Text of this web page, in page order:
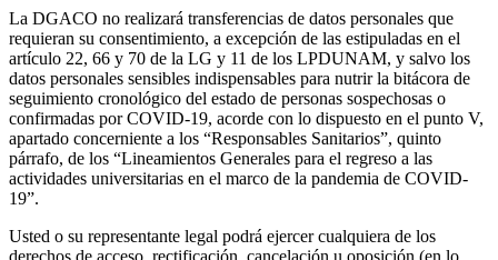
La DGACO no realizará transferencias de datos personales que
requieran su consentimiento, a excepción de las estipuladas en el
artículo 22, 66 y 70 de la LG y 11 de los LPDUNAM, y salvo los
datos personales sensibles indispensables para nutrir la bitácora de
seguimiento cronológico del estado de personas sospechosas o
confirmadas por COVID-19, acorde con lo dispuesto en el punto V,
apartado concerniente a los “Responsables Sanitarios”, quinto
párrafo, de los “Lineamientos Generales para el regreso a las
actividades universitarias en el marco de la pandemia de COVID-
19”.
Usted o su representante legal podrá ejercer cualquiera de los